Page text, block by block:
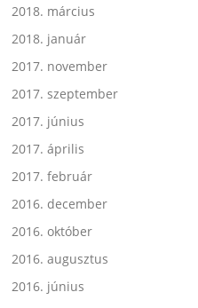
2018. március
2018. január
2017. november
2017. szeptember
2017. június
2017. április
2017. február
2016. december
2016. október
2016. augusztus
2016. június